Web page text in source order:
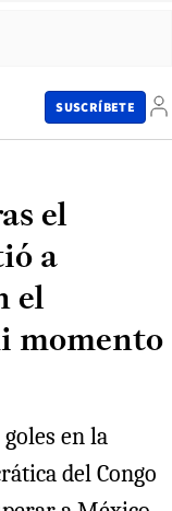
SUSCRÍBETE
el
a
el
momento
en la
del Congo